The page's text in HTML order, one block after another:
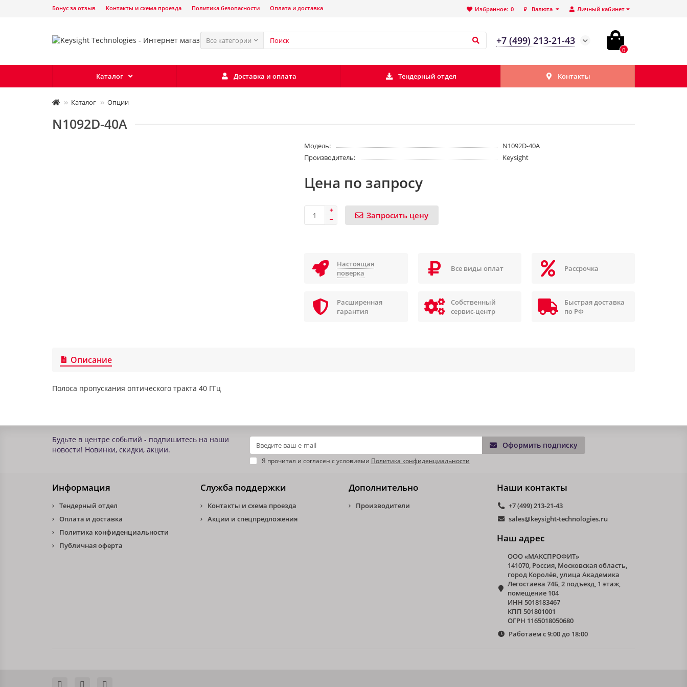
Личный кабинет
₽ Валюта
Избранное: 0
Бонус за отзыв Контакты и схема проезда Политика безопасности Оплата и доставка
Все категории +7 (499) 213-21-43
0
Каталог Доставка и оплата Тендерный отдел Контакты
Каталог Опции
N1092D-40A
Модель:
N1092D-40A
Производитель:
Keysight
Цена по запросу
Запросить цену
Настоящая
поверка
Все виды оплат Рассрочка
Расширенная
гарантия
Собственный
сервис-центр
Быстрая доставка
по РФ
Описание
Полоса пропускания оптического тракта 40 ГГц
Будьте в центре событий - подпишитесь на наши
новости! Новинки, скидки, акции.
Оформить подписку
Я прочитал и согласен с условиями Политика конфиденциальности
Информация
Тендерный отдел
Оплата и доставка
Политика конфиденциальности
Публичная оферта
Служба поддержки
Контакты и схема проезда
Акции и спецпредложения
Дополнительно
Производители
Наши контакты
+7 (499) 213-21-43
sales@keysight-technologies.ru
Наш адрес
ООО «МАКСПРОФИТ»
141070, Россия, Московская область,
город Королёв, улица Академика
Легостаева 74Б, 2 подъезд, 1 этаж,
помещение 104
ИНН 5018183467
КПП 501801001
ОГРН 1165018050680
Работаем с 9:00 до 18:00